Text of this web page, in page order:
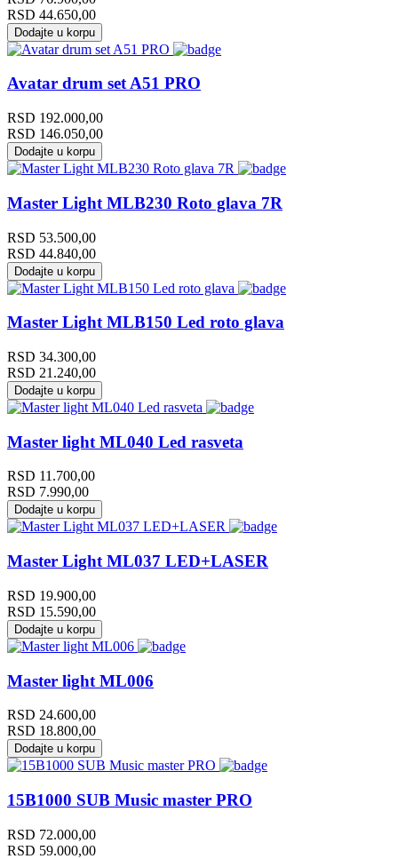
RSD 44.650,00
Dodajte u korpu
Avatar drum set A51 PRO
RSD 192.000,00
RSD 146.050,00
Dodajte u korpu
Master Light MLB230 Roto glava 7R
RSD 53.500,00
RSD 44.840,00
Dodajte u korpu
Master Light MLB150 Led roto glava
RSD 34.300,00
RSD 21.240,00
Dodajte u korpu
Master light ML040 Led rasveta
RSD 11.700,00
RSD 7.990,00
Dodajte u korpu
Master Light ML037 LED+LASER
RSD 19.900,00
RSD 15.590,00
Dodajte u korpu
Master light ML006
RSD 24.600,00
RSD 18.800,00
Dodajte u korpu
15B1000 SUB Music master PRO
RSD 72.000,00
RSD 59.000,00